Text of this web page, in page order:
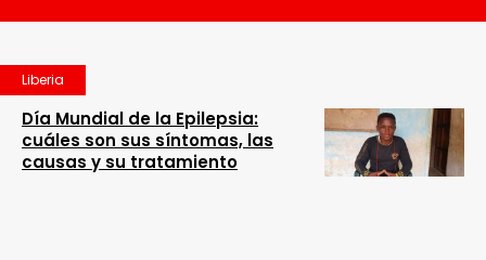
Liberia
Día Mundial de la Epilepsia:
cuáles son sus síntomas, las
causas y su tratamiento